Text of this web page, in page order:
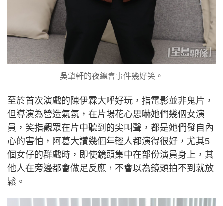
吳肇軒的夜總會事件幾好笑。
至於首次演戲的陳伊霖大呼好玩，指電影並非鬼片，
但導演為營造氣氛，在片場花心思嚇她們幾個女演
員，笑指觀眾在片中聽到的尖叫聲，都是她們發自內
心的害怕，阿葛大讚幾個年輕人都演得很好，尤其5
個女仔的群戲時，即使鏡頭集中在部份演員身上，其
他人在旁邊都會做足反應，不會以為鏡頭拍不到就放
鬆。